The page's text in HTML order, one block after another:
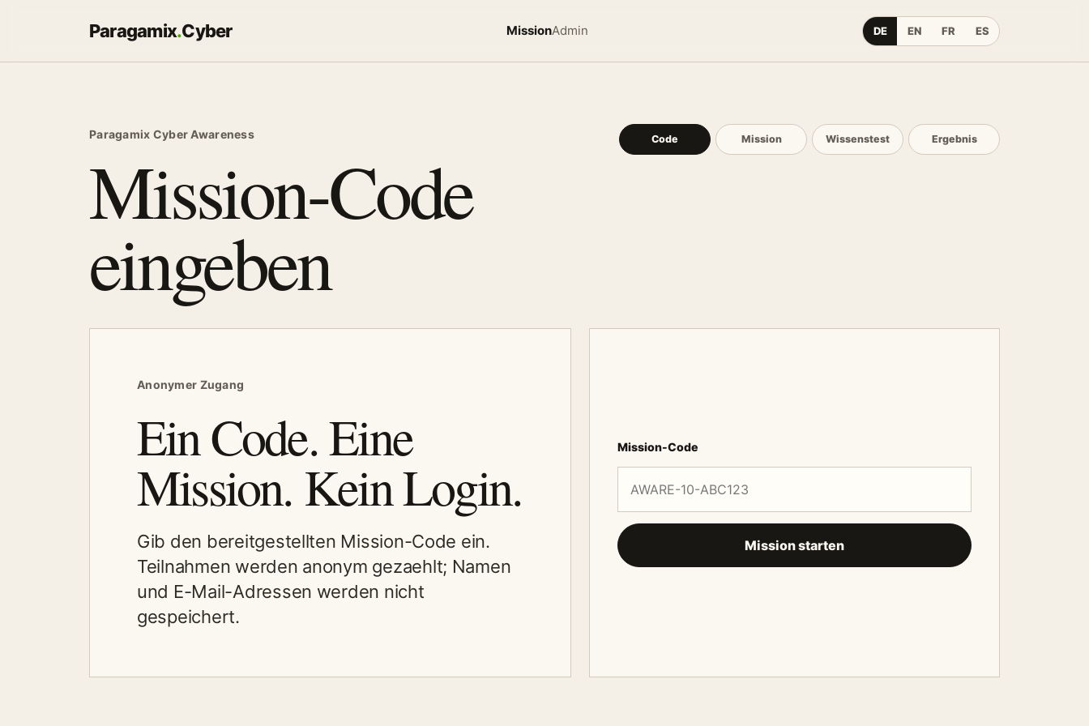
Paragamix.Cyber MissionAdmin DE EN FR ES
Paragamix Cyber Awareness
Mission-Code
eingeben
Code Mission Wissenstest Ergebnis
Anonymer Zugang
Ein Code. Eine
Mission. Kein Login.
Gib den bereitgestellten Mission-Code ein.
Teilnahmen werden anonym gezaehlt; Namen
und E-Mail-Adressen werden nicht
gespeichert.
Mission-Code
Mission starten